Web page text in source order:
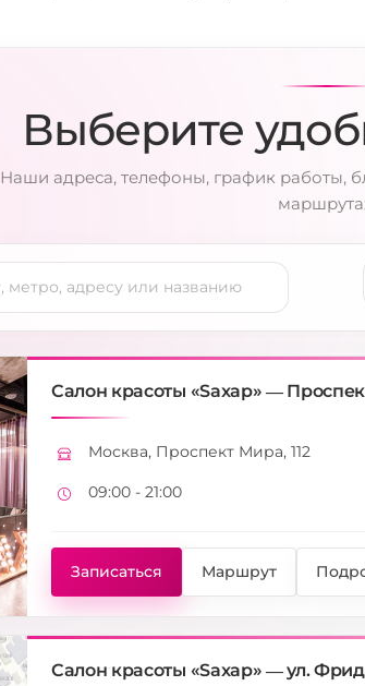
Выберите
Наши адреса, телефоны, график работы,
Салон красоты «Saxap» —
Адрес
Москва, Проспект Мира, 112
Режим работы
09:00 - 21:00
Записаться Маршрут
Салон красоты «Saxap» — ул.